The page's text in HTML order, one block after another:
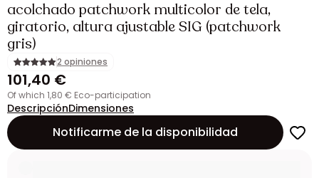
acolchado patchwork multicolor de tela,
giratorio, altura ajustable SIG (patchwork
gris)
2 opiniones
101,40 €
of which 1,80 € Eco-participation
DescripciónDimensiones
Notificarme de la disponibilidad